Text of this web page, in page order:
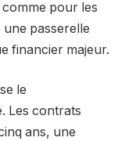
pour les
une passerelle
financier majeur.
le
Les contrats
ans, une